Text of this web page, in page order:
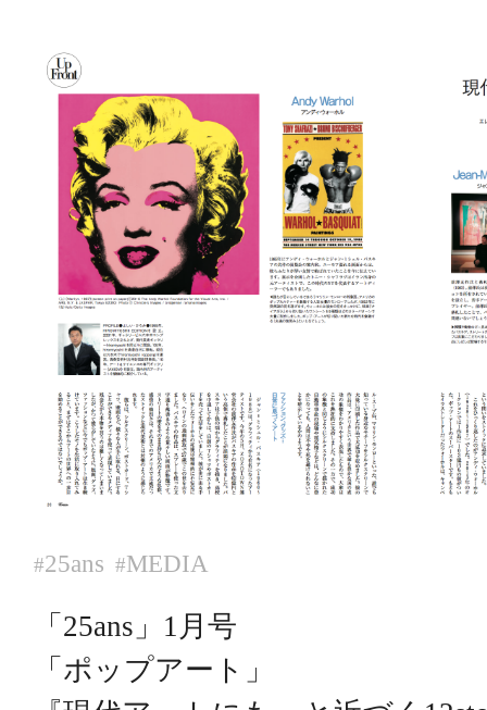
#25ans #MEDIA
「25ans」1月号
「ポップアート」